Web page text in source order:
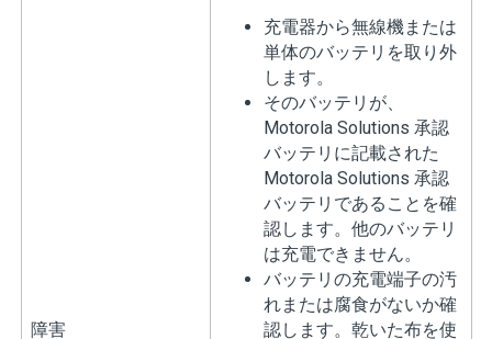
障害
充電器から無線機または
単体のバッテリを取り外
します。
そのバッテリが、
Motorola Solutions 承認
バッテリに記載された
Motorola Solutions 承認
バッテリであることを確
認します。他のバッテリ
は充電できません。
バッテリの充電端子の汚
れまたは腐食がないか確
認します。乾いた布を使